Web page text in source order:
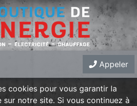
Appeler
cookies pour vous garantir la
sur notre site. Si vous continuez à